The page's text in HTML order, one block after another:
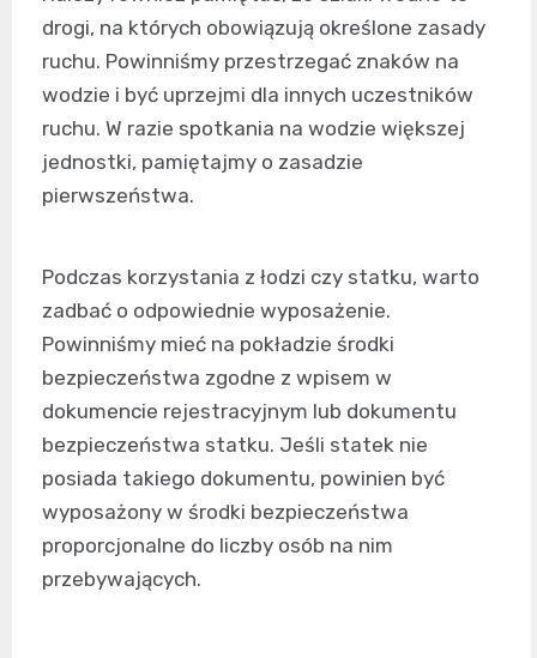
drogi, na których obowiązują określone zasady
ruchu. Powinniśmy przestrzegać znaków na
wodzie i być uprzejmi dla innych uczestników
ruchu. W razie spotkania na wodzie większej
jednostki, pamiętajmy o zasadzie
pierwszeństwa.
Podczas korzystania z łodzi czy statku, warto
zadbać o odpowiednie wyposażenie.
Powinniśmy mieć na pokładzie środki
bezpieczeństwa zgodne z wpisem w
dokumencie rejestracyjnym lub dokumentu
bezpieczeństwa statku. Jeśli statek nie
posiada takiego dokumentu, powinien być
wyposażony w środki bezpieczeństwa
proporcjonalne do liczby osób na nim
przebywających.